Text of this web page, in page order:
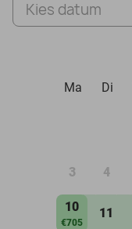
Kies datum
Ma
Di
3 4
10
€705
11